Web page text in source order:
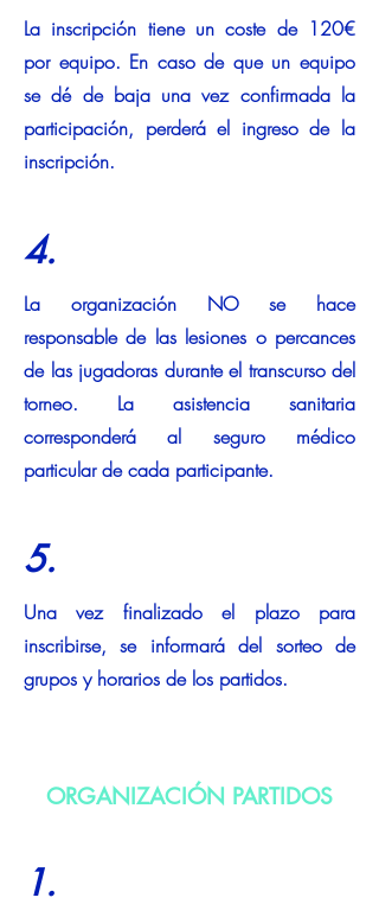
La inscripción tiene un coste de 120€
por equipo. En caso de que un equipo
se dé de baja una vez confirmada la
participación, perderá el ingreso de la
inscripción.
4.
La organización NO se hace
responsable de las lesiones o percances
de las jugadoras durante el transcurso del
torneo. La asistencia sanitaria
corresponderá al seguro médico
particular de cada participante.
5.
Una vez finalizado el plazo para
inscribirse, se informará del sorteo de
grupos y horarios de los partidos.
ORGANIZACIÓN PARTIDOS
1.